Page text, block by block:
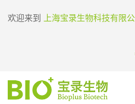
欢迎来到 上海宝录生物科技有限